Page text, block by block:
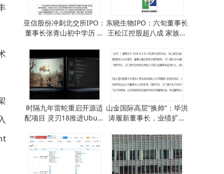
亚信股份冲刺北交所IPO：
董事长张青山初中学历 总
东晓生物IPO：六旬董事长
王松江控股超八成 家族成
时隔九年雷蛇重启开源适
配项目 灵刃18推进Ubunt
一步
山金国际高层“换帅”：毕洪
涛履新董事长，业绩扩张